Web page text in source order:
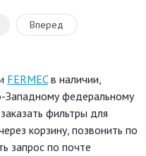
Вперед
FERMECв наличии,
Западному федеральному
фильтры для
корзину, позвонить по
запрос по почте